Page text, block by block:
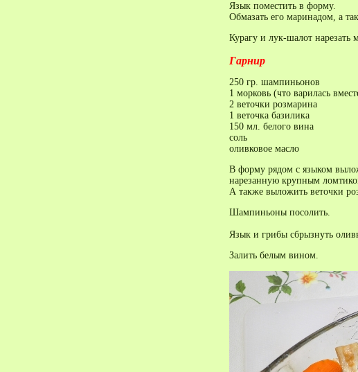
Язык поместить в форму.
Обмазать его маринадом, а
Курагу и лук-шалот нарезать
Гарнир
250 гр. шампиньонов
1 морковь (что варилась
2 веточки розмарина
1 веточка базилика
150 мл. белого вина
соль
оливковое масло
В форму рядом с языком
нарезанную крупным
А также выложить веточки
Шампиньоны посолить.
Язык и грибы сбрызнуть
Залить белым вином.